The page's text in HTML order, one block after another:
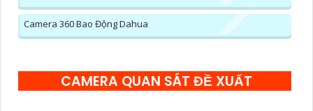
Camera 360 Bao Động Dahua
CAMERA QUAN SÁT ĐỀ XUẤT